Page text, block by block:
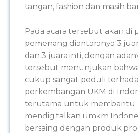
tangan, fashion dan masih
Pada acara tersebut akan di
pemenang diantaranya 3
dan 3 juara inti, dengan
tersebut menunjukan
cukup sangat peduli
perkembangan UKM di
terutama untuk membantu
mendigitalkan umkm
bersaing dengan produk